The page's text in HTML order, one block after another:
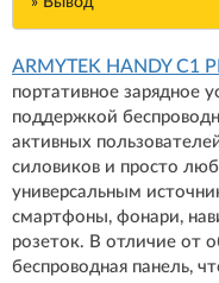
ARMYTEK HANDY C1
портативное зарядное
поддержкой
активных
силовиков и просто
универсальным
смартфоны, фонари,
розеток. В отличие от
беспроводная панель,